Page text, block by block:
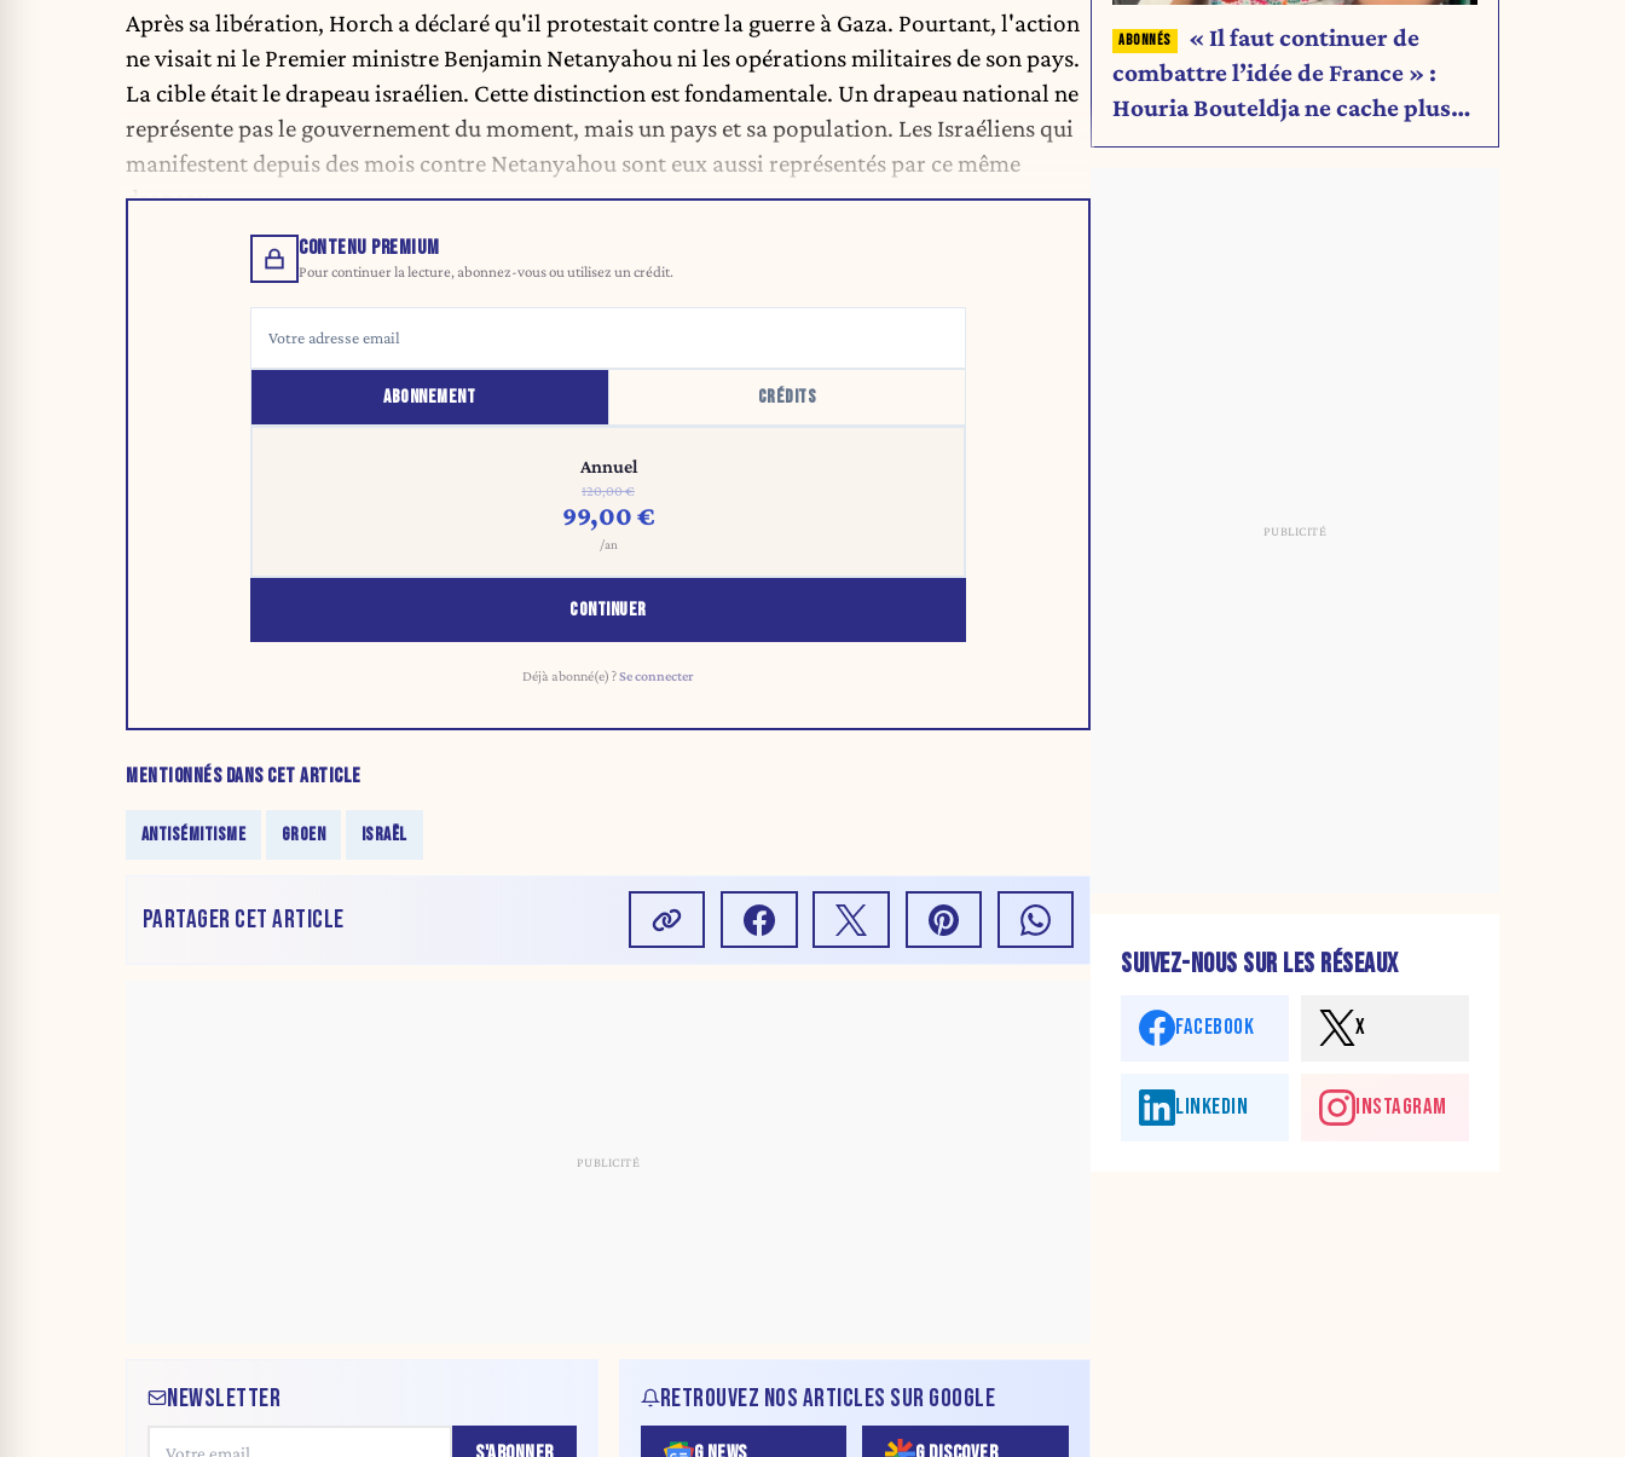
Après sa libération, Horch a déclaré qu'il protestait contre la guerre à Gaza. Pourtant, l'action
ne visait ni le Premier ministre Benjamin Netanyahou ni les opérations militaires de son pays.
La cible était le drapeau israélien. Cette distinction est fondamentale. Un drapeau national ne
représente pas le gouvernement du moment, mais un pays et sa population. Les Israéliens qui
manifestent depuis des mois contre Netanyahou sont eux aussi représentés par ce même
drapeau.
CONTENU PREMIUM
Pour continuer la lecture, abonnez-vous ou utilisez un crédit.
ABONNEMENT CRÉDITS
Annuel
120,00 €
99,00 €
/an
CONTINUER
Déjà abonné(e) ?Se connecter
MENTIONNÉS DANS CET ARTICLE
ANTISÉMITISME GROEN ISRAËL
PARTAGER CET ARTICLE
NEWSLETTER RETROUVEZ NOS ARTICLES SUR GOOGLE
« Il faut continuer de
combattre l’idée de France » :
Houria Bouteldja ne cache plus
rien de son projet
SUIVEZ-NOUS SUR LES RÉSEAUX
FACEBOOK X
LINKEDIN INSTAGRAM